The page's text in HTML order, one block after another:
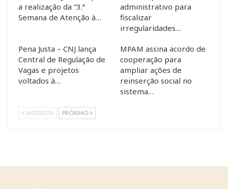
a realização da “3.ª
Semana de Atenção à…
administrativo para
fiscalizar
irregularidades…
Pena Justa – CNJ lança
Central de Regulação de
Vagas e projetos
voltados à…
MPAM assina acordo de
cooperação para
ampliar ações de
reinserção social no
sistema…
ANTERIOR PRÓXIMO